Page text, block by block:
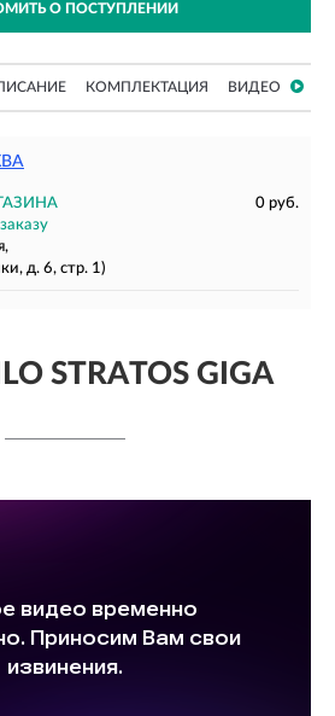
О ПОСТУПЛЕНИИ
КОМПЛЕКТАЦИЯ ВИДЕО
0 руб.
д. 6, стр. 1)
STRATOS GIGA